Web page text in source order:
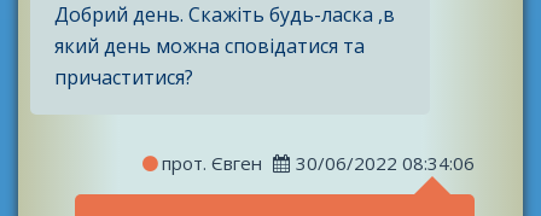
Добрий день. Скажіть будь-ласка ,в
який день можна сповідатися та
причаститися?
прот. Євген 30/06/2022 08:34:06